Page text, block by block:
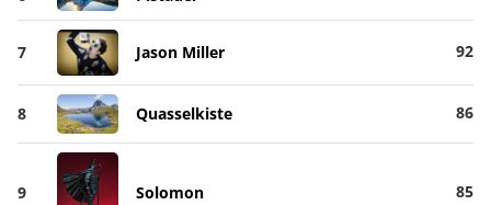
7 Jason Miller 92
8 Quasselkiste 86
9 Solomon 85